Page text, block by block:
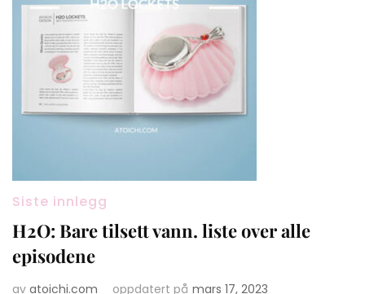
Siste innlegg
H2O: Bare tilsett vann. liste over alle
episodene
av atoichi.com oppdatert på mars 17, 2023